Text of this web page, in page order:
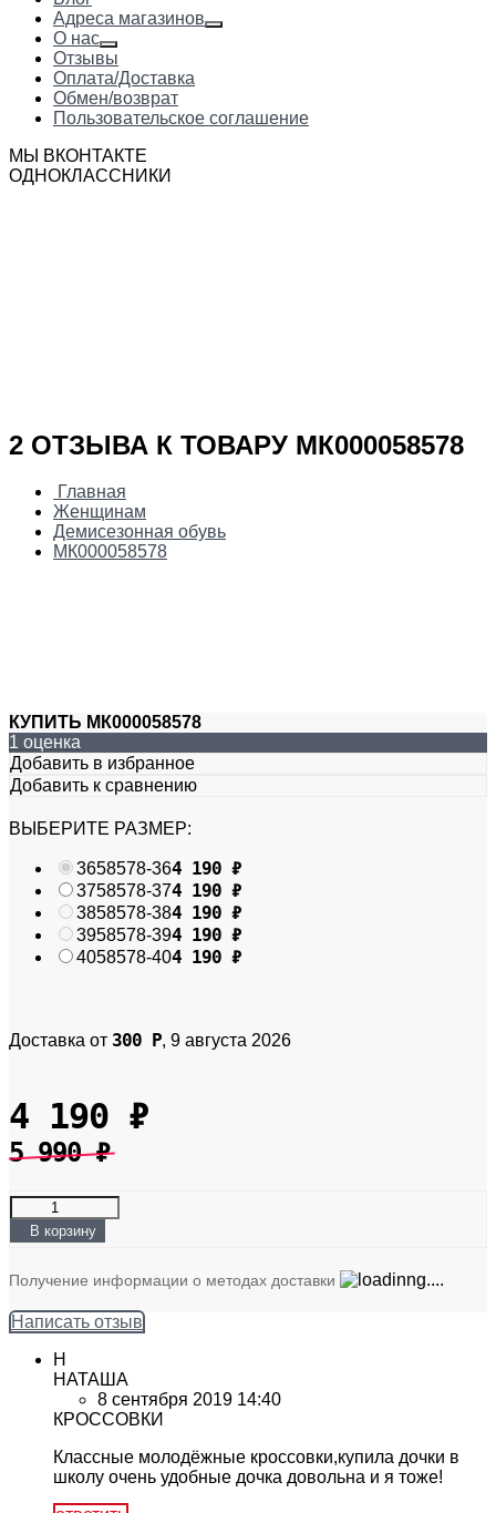
Адреса магазинов
О нас
Отзывы
Оплата/Доставка
Обмен/возврат
Пользовательское соглашение
МЫ ВКОНТАКТЕ
ОДНОКЛАССНИКИ
2 ОТЗЫВА К ТОВАРУ МК000058578
Главная
Женщинам
Демисезонная обувь
МК000058578
КУПИТЬ МК000058578
1 оценка
Добавить в избранное
Добавить к сравнению
ВЫБЕРИТЕ РАЗМЕР:
3658578-364 190 ₽
3758578-374 190 ₽
3858578-384 190 ₽
3958578-394 190 ₽
4058578-404 190 ₽
Доставка от 300 Р, 9 августа 2026
4 190 ₽
5 990₽
В корзину
Получение информации о методах доставки
Написать отзыв
Н
НАТАША
8 сентября 2019 14:40
КРОССОВКИ
Классные молодёжные кроссовки,купила дочки в
школу очень удобные дочка довольна и я тоже!